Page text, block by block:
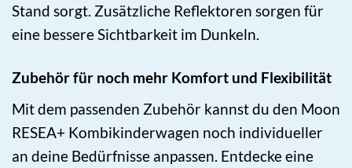
Stand sorgt. Zusätzliche Reflektoren sorgen für
eine bessere Sichtbarkeit im Dunkeln.
Zubehör für noch mehr Komfort und Flexibilität
Mit dem passenden Zubehör kannst du den Moon
RESEA+ Kombikinderwagen noch individueller
an deine Bedürfnisse anpassen. Entdecke eine